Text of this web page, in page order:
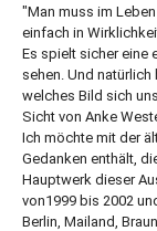
"Man muss im
einfach in
Es spielt sicher eine
sehen. Und
welches Bild sich
Sicht von Anke
Ich möchte mit der
Gedanken enthält,
Hauptwerk dieser
von1999 bis 2002
Berlin, Mailand,